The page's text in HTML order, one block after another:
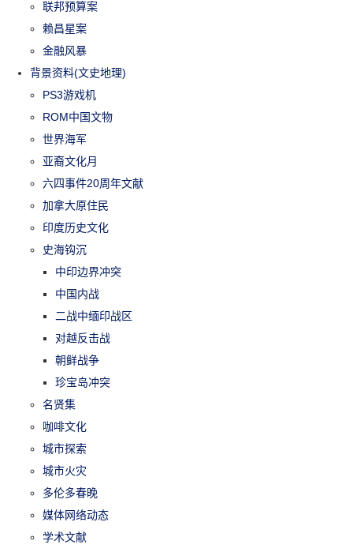
联邦预算案
赖昌星案
金融风暴
背景资料(文史地理)
PS3游戏机
ROM中国文物
世界海军
亚裔文化月
六四事件20周年文献
加拿大原住民
印度历史文化
史海钩沉
中印边界冲突
中国内战
二战中缅印战区
对越反击战
朝鲜战争
珍宝岛冲突
名贤集
咖啡文化
城市探索
城市火灾
多伦多春晚
媒体网络动态
学术文献